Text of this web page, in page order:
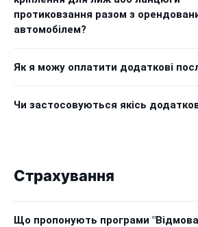
протиковзання разом з
автомобілем?
Як я можу оплатити додаткові
Чи застосовуються якісь
Страхування
Що пропонують програми "Відмова